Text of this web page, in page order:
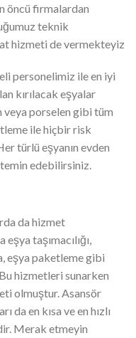
öncü firmalardan
teknik
hizmeti de vermekteyiz
personelimiz ile en iyi
kırılacak eşyalar
veya porselen gibi tüm
ile hiçbir risk
türlü eşyanın evden
edebilirsiniz.
da hizmet
taşımacılığı,
eşya paketleme gibi
hizmetleri sunarken
olmuştur. Asansör
da en kısa ve en hızlı
Merak etmeyin